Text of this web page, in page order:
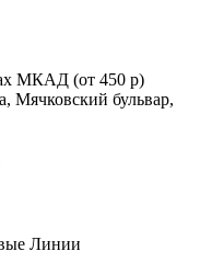
МКАД (от 450 р)
Мячковский бульвар,
Линии